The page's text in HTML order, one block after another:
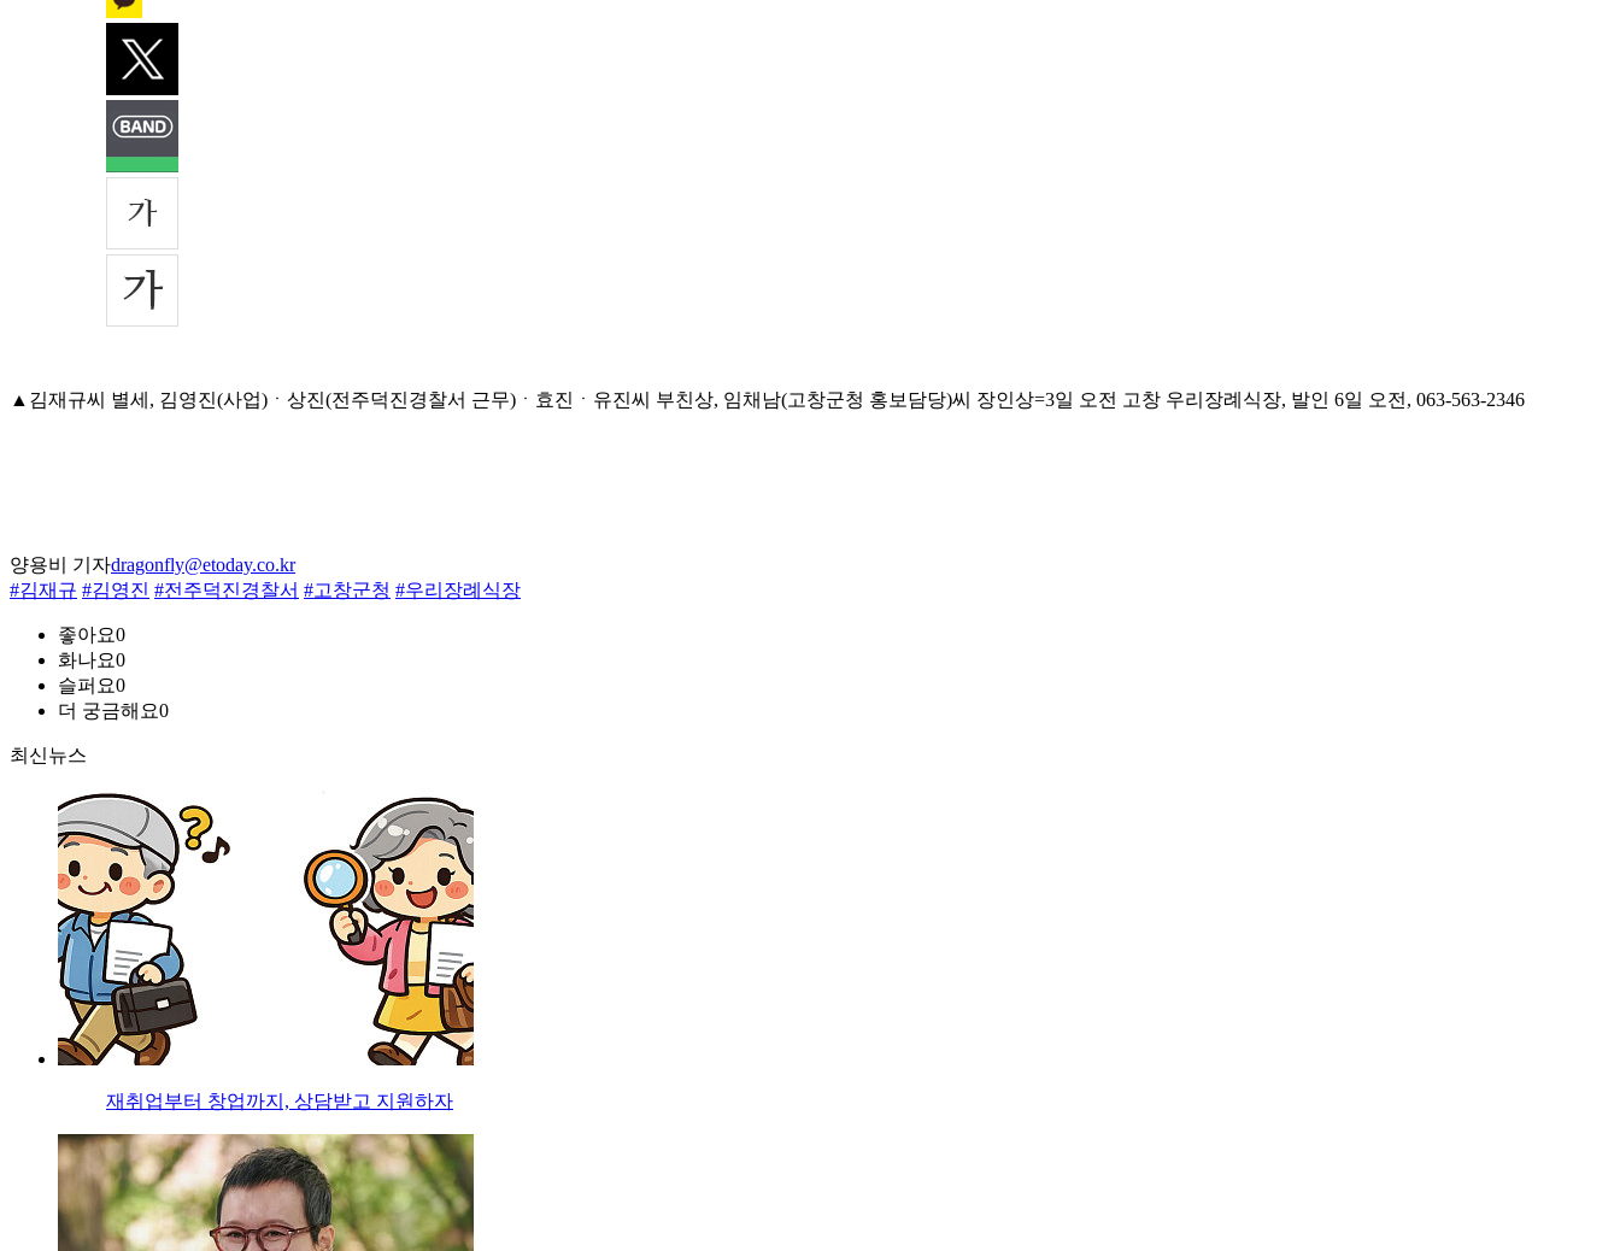
▲김재규씨 별세, 김영진(사업)ㆍ상진(전주덕진경찰서 근무)ㆍ효진ㆍ유진씨 부친상, 임채남(고창군청 홍보담당)씨 장인상=3일 오전 고창 우리장례식장, 발인 6일 오전, 063-563-2346
양용비 기자dragonfly@etoday.co.kr
#김재규 #김영진 #전주덕진경찰서 #고창군청 #우리장례식장
좋아요0
화나요0
슬퍼요0
더 궁금해요0
최신뉴스
재취업부터 창업까지, 상담받고 지원하자